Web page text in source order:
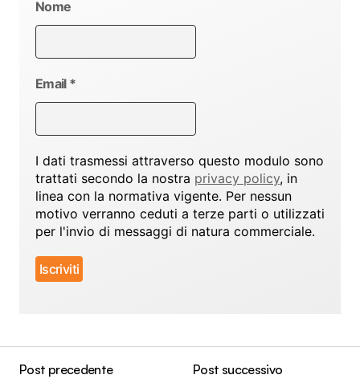
Nome
Email *
I dati trasmessi attraverso questo modulo sono
trattati secondo la nostra privacy policy, in
linea con la normativa vigente. Per nessun
motivo verranno ceduti a terze parti o utilizzati
per l'invio di messaggi di natura commerciale.
Post precedente
Post successivo